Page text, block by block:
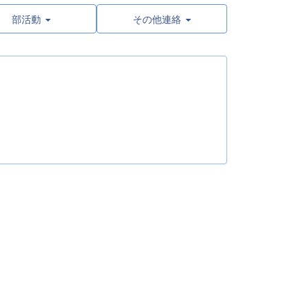
部活動 その他連絡